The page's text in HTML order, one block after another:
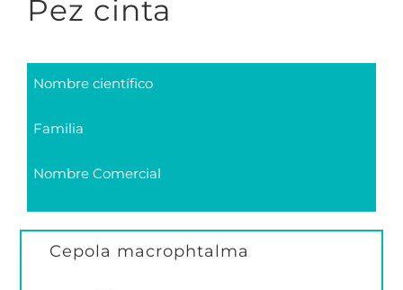
Pez cinta
Nombre científico
Familia
Nombre Comercial
Cepola macrophtalma